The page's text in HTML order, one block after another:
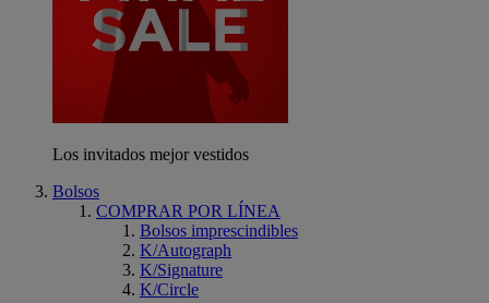
Los invitados mejor vestidos
Bolsos
COMPRAR POR LÍNEA
Bolsos imprescindibles
K/Autograph
K/Signature
K/Circle